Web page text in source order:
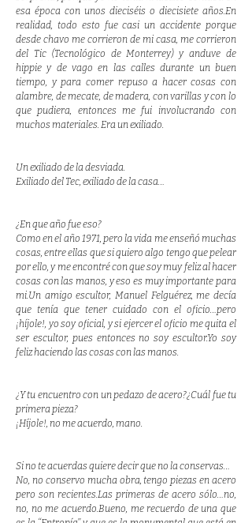
esa época con unos dieciséis o diecisiete años.En
realidad, todo esto fue casi un accidente porque
desde chavo me corrieron de mi casa, me corrieron
del Tic (Tecnológico de Monterrey) y anduve de
hippie y de vago en las calles durante un buen
tiempo, y para comer repuso a hacer cosas con
alambre, de mecate, de madera, con varillas y con lo
que pudiera, entonces me fui involucrando con
muchos materiales. Era un exiliado.
Un exiliado de la desviada.
Exiliado del Tec, exiliado de la casa…
¿En que año fue eso?
Como en el año 1971, pero la vida me enseñó muchas
cosas, entre ellas que si quiero algo tengo que pelear
por ello, y me encontré con que soy muy feliz al hacer
cosas con las manos, y eso es muy importante para
mi.Un amigo escultor, Manuel Felguérez, me decía
que tenía que tener cuidado con el oficio…pero
¡híjole!, yo soy oficial, y si ejercer el oficio me quita el
ser escultor, pues entonces no soy escultor.Yo soy
feliz haciendo las cosas con las manos.
¿Y tu encuentro con un pedazo de acero?¿Cuál fue tu
primera pieza?
¡Híjole!, no me acuerdo, mano.
Si no te acuerdas quiere decir que no la conservas…
No, no conservo mucha obra, tengo piezas en acero
pero son recientes.Las primeras de acero sólo…no,
no, no me acuerdo.Bueno, me recuerdo de una que